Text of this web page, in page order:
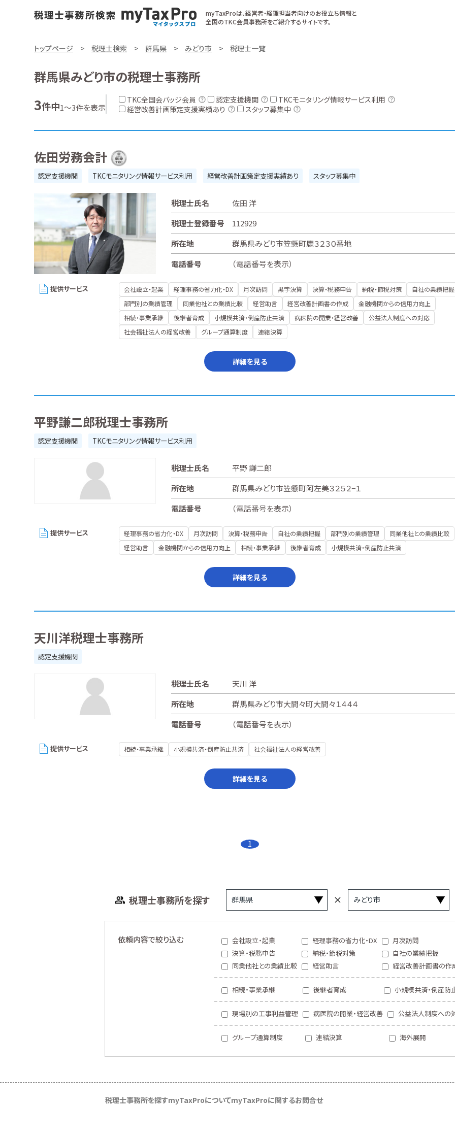
myTaxProは、経営者・経理担当者向けのお役立ち情報と
全国のTKC会員事務所をご紹介するサイトです。
トップページ 税理士検索 群馬県 みどり市 税理士一覧
群馬県みどり市の税理士事務所
3件中1～3件を表示
TKC全国会バッジ会員 認定支援機関
TKCモニタリング情報サービス利用
経営改善計画策定支援実績あり
スタッフ募集中
佐田労務会計
認定支援機関 TKCモニタリング情報サービス利用 経営改善計画策定支援実績あり スタッフ募集中
税理士氏名
佐田 洋
税理士登録番号
112929
所在地
群馬県みどり市笠懸町鹿３２３０番地
電話番号
（電話番号を表示）
提供サービス 会社設立・起業 経理事務の省力化・DX 月次訪問 黒字決算 決算・税務申告 納税・節税対策
自社の業績把握
部門別の業績管理
同業他社との業績比較 経営助言 経営改善計画書の作成
金融機関からの信用力向上
相続・事業承継
後継者育成 小規模共済・倒産防止共済 病医院の開業・経営改善
公益法人制度への対応
社会福祉法人の経営改善
グループ通算制度 連結決算
詳細を見る
平野謙二郎税理士事務所
認定支援機関 TKCモニタリング情報サービス利用
税理士氏名
平野 謙二郎
所在地
群馬県みどり市笠懸町阿左美３２５２−１
電話番号
（電話番号を表示）
提供サービス 経理事務の省力化・DX 月次訪問 決算・税務申告 自社の業績把握 部門別の業績管理
同業他社との業績比較
経営助言
金融機関からの信用力向上 相続・事業承継 後継者育成 小規模共済・倒産防止共済
詳細を見る
天川洋税理士事務所
認定支援機関
税理士氏名
天川 洋
所在地
群馬県みどり市大間々町大間々１４４４
電話番号
（電話番号を表示）
提供サービス 相続・事業承継 小規模共済・倒産防止共済 社会福祉法人の経営改善
詳細を見る
1
税理士事務所を探す
依頼内容で絞り込む 会社設立・起業 経理事務の省力化・DX
月次訪問
決算・税務申告
納税・節税対策
自社の業績把握
同業他社との業績比較
経営助言 経営改善計画書の作
相続・事業承継 後継者育成 小規模共済・倒産防
現場別の工事利益管理 病医院の開業・経営改善 公益法人制度への
グループ通算制度 連結決算 海外展開
税理士事務所を探すmyTaxProについてmyTaxProに関するお問合せ